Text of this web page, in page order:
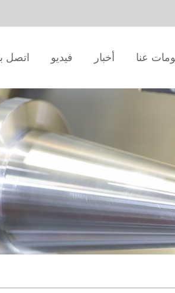
عنا أخبار فيديو اتصل